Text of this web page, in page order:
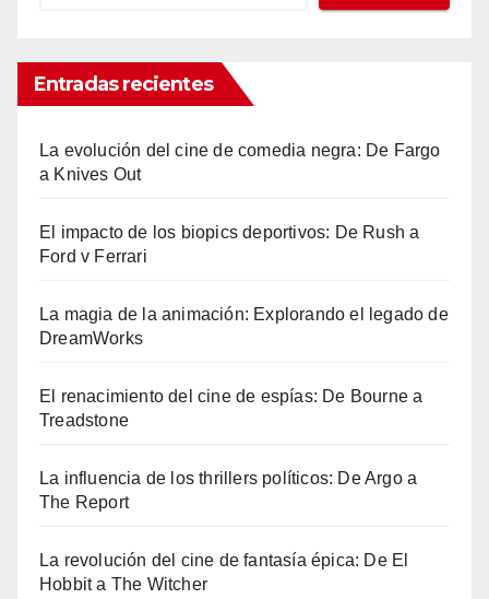
Entradas recientes
La evolución del cine de comedia negra: De Fargo
a Knives Out
El impacto de los biopics deportivos: De Rush a
Ford v Ferrari
La magia de la animación: Explorando el legado de
DreamWorks
El renacimiento del cine de espías: De Bourne a
Treadstone
La influencia de los thrillers políticos: De Argo a
The Report
La revolución del cine de fantasía épica: De El
Hobbit a The Witcher